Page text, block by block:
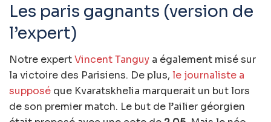
Les paris gagnants (version de
l’expert)
Notre expertVincent Tanguy a également misé sur
la victoire des Parisiens. De plus, le journaliste a
supposé que Kvaratskhelia marquerait un but lors
de son premier match. Le but de l’ailier géorgien